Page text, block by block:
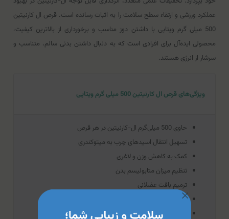
عملکرد ورزشی و ارتقاء سطح سلامت را به اثبات رسانده است. قرص ال کارنیتین
500 میلی گرم ویتاپی با داشتن دوز مناسب و برخورداری از بالاترین کیفیت،
محصولی ایده‌آل برای افرادی است که به دنبال داشتن بدنی سالم، متناسب و
سرشار از انرژی هستند.
ویژگی‌های قرص ال کارنیتین 500 میلی گرم ویتاپی
حاوی 500 میلی‌گرم ال-کارنیتین در هر قرص
تسهیل انتقال اسیدهای چرب به میتوکندری
کمک به کاهش وزن و لاغری
تنظیم میزان متابولیسم بدن
ترمیم بافت عضلانی
افزایش تولید انرژی
بهبود عملکرد قلب